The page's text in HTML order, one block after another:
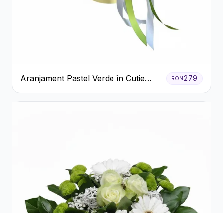
Aranjament Pastel Verde în Cutie
Galben Pal
RON279